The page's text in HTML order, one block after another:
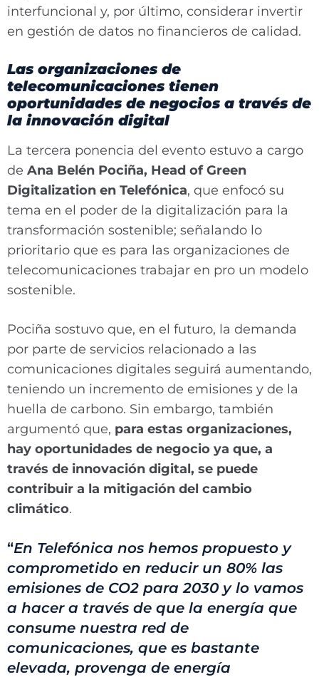
interfuncional y, por último, considerar invertir
en gestión de datos no financieros de calidad.
Las organizaciones de
telecomunicaciones tienen
oportunidades de negocios a través de
la innovación digital
La tercera ponencia del evento estuvo a cargo
de Ana Belén Pociña, Head of Green
Digitalization en Telefónica, que enfocó su
tema en el poder de la digitalización para la
transformación sostenible; señalando lo
prioritario que es para las organizaciones de
telecomunicaciones trabajar en pro un modelo
sostenible.
Pociña sostuvo que, en el futuro, la demanda
por parte de servicios relacionado a las
comunicaciones digitales seguirá aumentando,
teniendo un incremento de emisiones y de la
huella de carbono. Sin embargo, también
argumentó que, para estas organizaciones,
hay oportunidades de negocio ya que, a
través de innovación digital, se puede
contribuir a la mitigación del cambio
climático.
“En Telefónica nos hemos propuesto y
comprometido en reducir un 80% las
emisiones de CO2 para 2030 y lo vamos
a hacer a través de que la energía que
consume nuestra red de
comunicaciones, que es bastante
elevada, provenga de energía